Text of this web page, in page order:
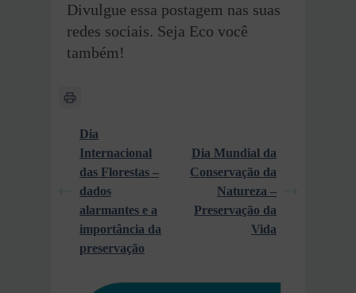
Divulgue essa postagem nas suas
redes sociais. Seja Eco você
também!
Dia
Internacional
das Florestas –
dados
alarmantes e a
importância da
preservação
Dia Mundial da
Conservação da
Natureza –
Preservação da
Vida